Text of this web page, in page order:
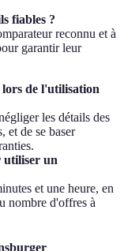
fiables ?
reconnu et à
garantir leur
de l'utilisation
les détails des
et de se baser
utiliser un
et une heure, en
nombre d'offres à